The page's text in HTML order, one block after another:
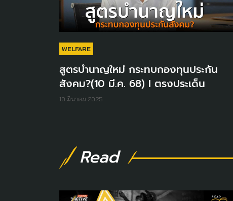
WELFARE
สูตรบำนาญใหม่ กระทบกองทุนประกัน
สังคม?(10 มี.ค. 68) I ตรงประเด็น
10 มีนาคม 2025
Read